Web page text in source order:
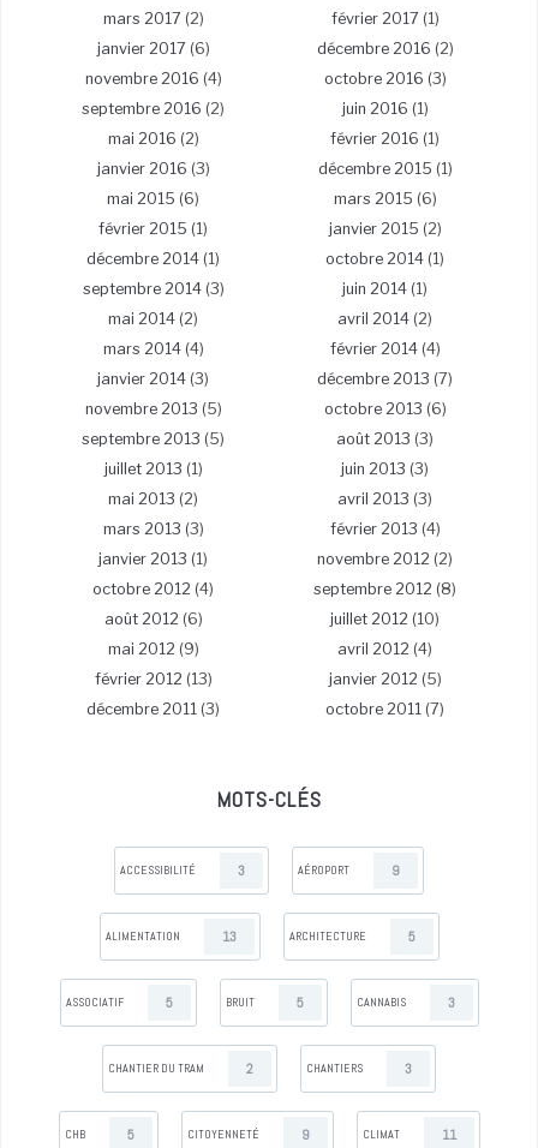
mars 2017 (2) février 2017 (1)
janvier 2017 (6) décembre 2016 (2)
novembre 2016 (4) octobre 2016 (3)
septembre 2016 (2) juin 2016 (1)
mai 2016 (2) février 2016 (1)
janvier 2016 (3) décembre 2015 (1)
mai 2015 (6) mars 2015 (6)
février 2015 (1) janvier 2015 (2)
décembre 2014 (1) octobre 2014 (1)
septembre 2014(3) juin 2014 (1)
mai 2014 (2) avril 2014 (2)
mars 2014(4) février 2014(4)
janvier 2014 (3) décembre 2013 (7)
novembre 2013 (5) octobre 2013 (6)
septembre 2013 (5) août 2013 (3)
juillet 2013 (1) juin 2013 (3)
mai 2013 (2) avril 2013 (3)
mars 2013 (3) février 2013 (4)
janvier 2013 (1) novembre 2012 (2)
octobre 2012 (4) septembre 2012 (8)
août 2012 (6) juillet 2012 (10)
mai 2012 (9) avril 2012 (4)
février 2012 (13) janvier 2012 (5)
décembre 2011 (3) octobre 2011 (7)
MOTS-CLÉS
ACCESSIBILITÉ 3 AÉROPORT 9
ALIMENTATION 13 ARCHITECTURE 5
ASSOCIATIF 5 BRUIT 5 CANNABIS 3
CHANTIER DU TRAM 2 CHANTIERS 3
CHB 5 CITOYENNETÉ 9 CLIMAT 11